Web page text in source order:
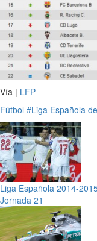
Vía | LFP
Fútbol #Liga Española
Liga Española 2014-
Jornada 21